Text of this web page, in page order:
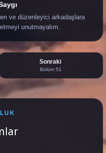
ve düzenleyici arkadaşlara
unutmayalım.
Sonraki
Bölüm 51